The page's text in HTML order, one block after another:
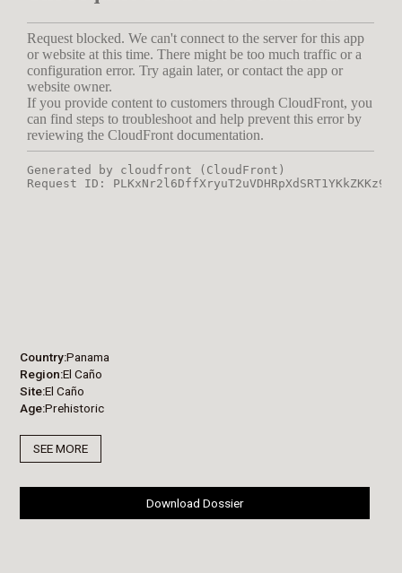
Country Panama
Region El Caño
Site El Caño
Age Prehistoric
SEE MORE
Download Dossier